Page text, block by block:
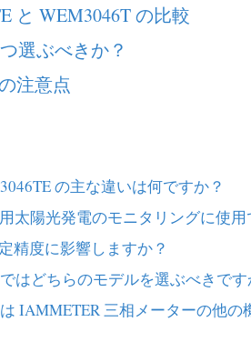
と WEM3046T の比較
選ぶべきか？
注意点
の主な違いは何ですか？
太陽光発電のモニタリングに使用
精度に影響しますか？
はどちらのモデルを選ぶべきです
IAMMETER 三相メーターの他